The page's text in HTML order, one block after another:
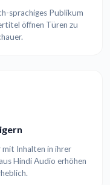
sprachiges Publikum
öffnen Türen zu
mit Inhalten in ihrer
Hindi Audio erhöhen